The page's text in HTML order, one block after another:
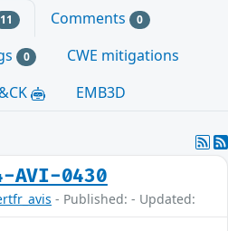
11 Comments 0
0
CWE mitigations
EMB3D
AVI-0430
- Published: - Updated: